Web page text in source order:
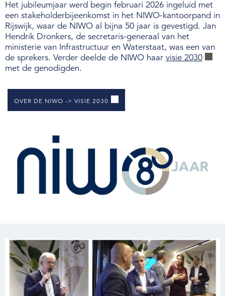
Wet- en regelgeving
Over de NIWO
Informatie per land / Country information
NIWO
Veraartlaan 10
T +31 (0)70 399 20 11
Het jubileumjaar werd begin februari 2026 ingeluid met
een stakeholderbijeenkomst in het NIWO-kantoorpand in
Rijswijk, waar de NIWO al bijna 50 jaar is gevestigd. Jan
Hendrik Dronkers, de secretaris-generaal van het
ministerie van Infrastructuur en Waterstaat, was een van
de sprekers. Verder deelde de NIWO haar visie 2030
met de genodigden.
OVER DE NIWO -> VISIE 2030